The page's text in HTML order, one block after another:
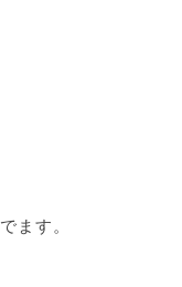
ます。